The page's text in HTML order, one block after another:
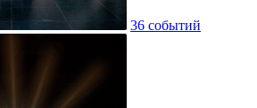
36 событий